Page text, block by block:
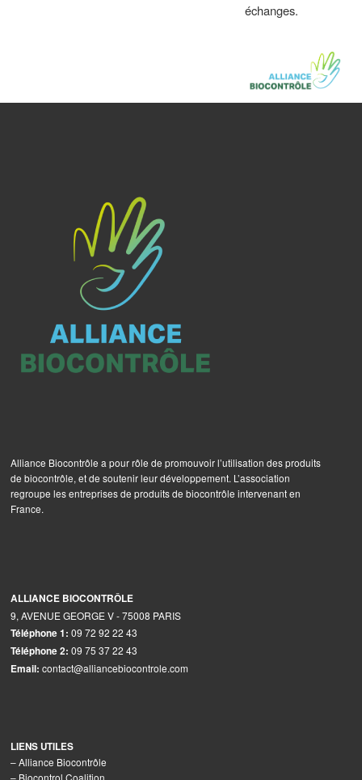
échanges.
Alliance Biocontrôle a pour rôle de promouvoir l’utilisation des produits
de biocontrôle, et de soutenir leur développement. L’association
regroupe les entreprises de produits de biocontrôle intervenant en
France.
ALLIANCE BIOCONTRÔLE
9, AVENUE GEORGE V - 75008 PARIS
Téléphone 1: 09 72 92 22 43
Téléphone 2: 09 75 37 22 43
Email: contact@alliancebiocontrole.com
LIENS UTILES
–Alliance Biocontrôle
– Biocontrol Coalition